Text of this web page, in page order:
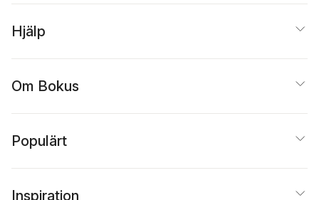
Hjälp
Om Bokus
Populärt
Inspiration